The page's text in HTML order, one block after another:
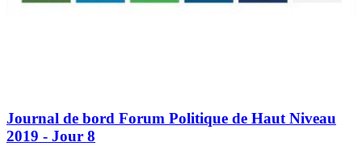
Journal de bord Forum Politique de Haut Niveau
2019 - Jour 8